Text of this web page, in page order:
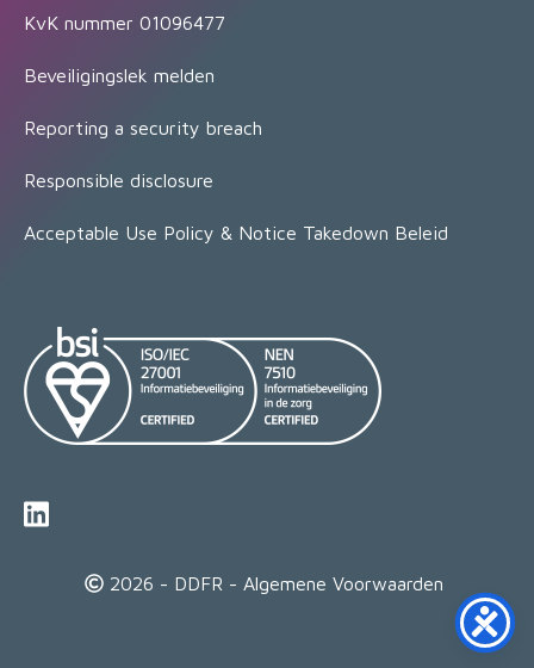
KvK nummer 01096477
Beveiligingslek melden
Reporting a security breach
Responsible disclosure
Acceptable Use Policy & Notice Takedown Beleid
2026 - DDFR - Algemene Voorwaarden